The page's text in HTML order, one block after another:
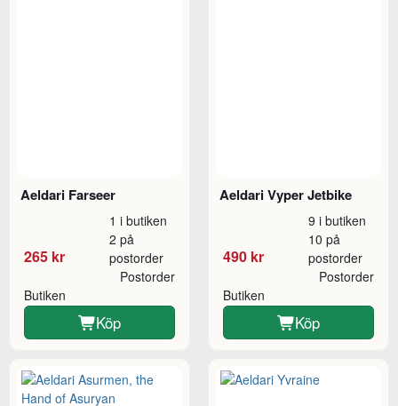
Aeldari Farseer
265 kr
1 i butiken
2 på
postorder
Butiken
Postorder
Köp
Aeldari Vyper Jetbike
490 kr
9 i butiken
10 på
postorder
Butiken
Postorder
Köp